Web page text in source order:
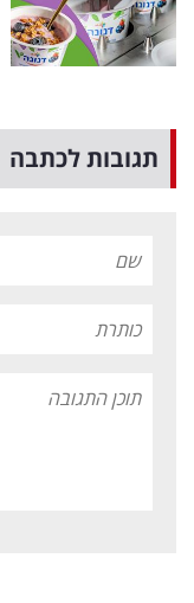
תגובות לכתבה